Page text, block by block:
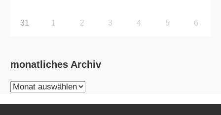
31 1 2 3 4 5 6
monatliches Archiv
monatliches